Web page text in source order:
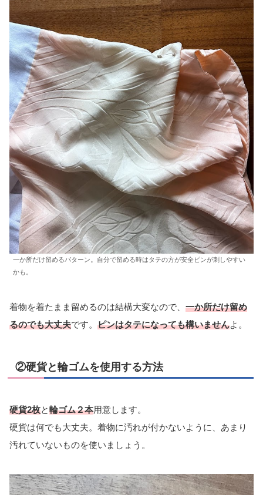
一か所だけ留めるパターン。自分で留める時はタテの方が安全ピンが刺しやすい
かも。
着物を着たまま留めるのは結構大変なので、 一か所だけ留め
るのでも大丈夫です。 ピンはタテになっても構いませんよ。
②硬貨と輪ゴムを使用する方法
硬貨2枚と輪ゴム２本用意します。
硬貨は何でも大丈夫。着物に汚れが付かないように、あまり
汚れていないものを使いましょう。